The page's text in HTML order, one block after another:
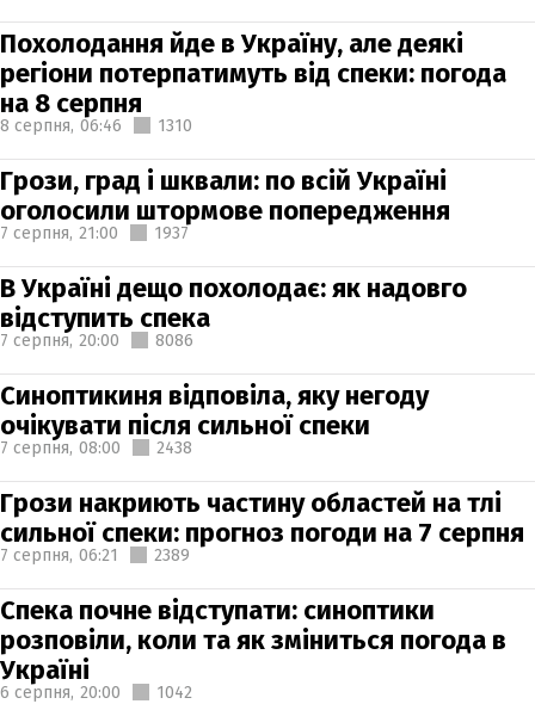
Похолодання йде в Україну, але деякі
регіони потерпатимуть від спеки: погода
на 8 серпня
8 серпня, 06:46 1310
Грози, град і шквали: по всій Україні
оголосили штормове попередження
7 серпня, 21:00 1937
В Україні дещо похолодає: як надовго
відступить спека
7 серпня, 20:00 8086
Синоптикиня відповіла, яку негоду
очікувати після сильної спеки
7 серпня, 08:00 2438
Грози накриють частину областей на тлі
сильної спеки: прогноз погоди на 7 серпня
7 серпня, 06:21 2389
Спека почне відступати: синоптики
розповіли, коли та як зміниться погода в
Україні
6 серпня, 20:00 1042